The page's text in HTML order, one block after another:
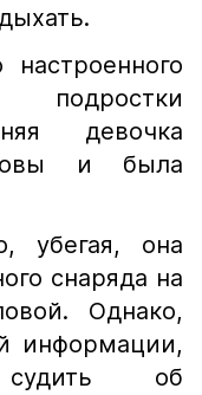
настроенного
подростки
девочка
и была
убегая, она
снаряда на
Однако,
информации,
об